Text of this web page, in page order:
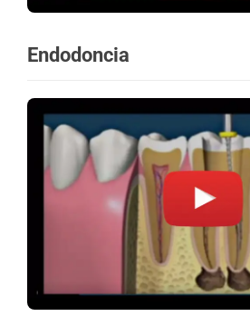
Endodoncia